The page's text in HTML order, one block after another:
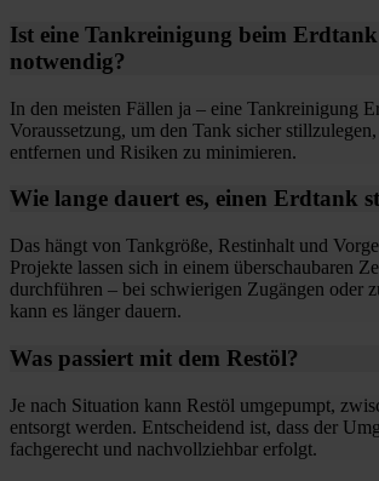
Ist eine Tankreinigung beim
notwendig?
In den meisten Fällen ja – eine Tankreinigung
Voraussetzung, um den Tank sicher
entfernen und Risiken zu minimieren.
Wie lange dauert es, einen Erdtank
Das hängt von Tankgröße, Restinhalt und
Projekte lassen sich in einem überschaubaren
durchführen – bei schwierigen Zugängen oder
kann es länger dauern.
Was passiert mit dem Restöl?
Je nach Situation kann Restöl umgepumpt,
entsorgt werden. Entscheidend ist, dass der
fachgerecht und nachvollziehbar erfolgt.